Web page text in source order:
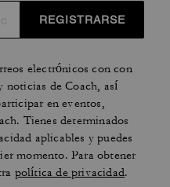
REGISTRARSE
electrónicos con con
noticias de Coach, así
en eventos,
Tienes determinados
aplicables y puedes
momento. Para obtener
política de privacidad.